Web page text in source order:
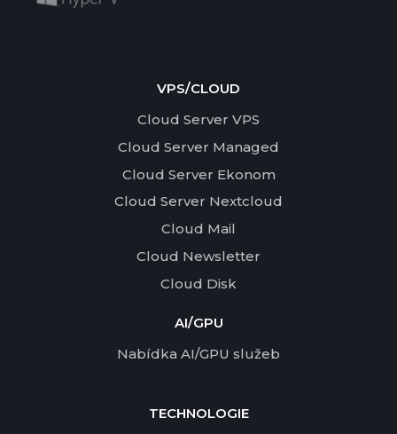
VPS/CLOUD
Cloud Server VPS
Cloud Server Managed
Cloud Server Ekonom
Cloud Server Nextcloud
Cloud Mail
Cloud Newsletter
Cloud Disk
AI/GPU
Nabídka AI/GPU služeb
TECHNOLOGIE